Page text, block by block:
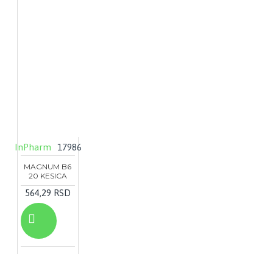
InPharm 17986
MAGNUM B6
20 KESICA
564,29 RSD